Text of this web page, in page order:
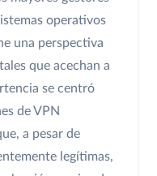
operativos
una perspectiva
que acechan a
se centró
de VPN
a pesar de
legítimas,